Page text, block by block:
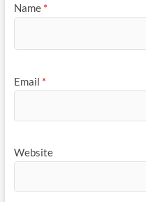
Name *
Email *
Website